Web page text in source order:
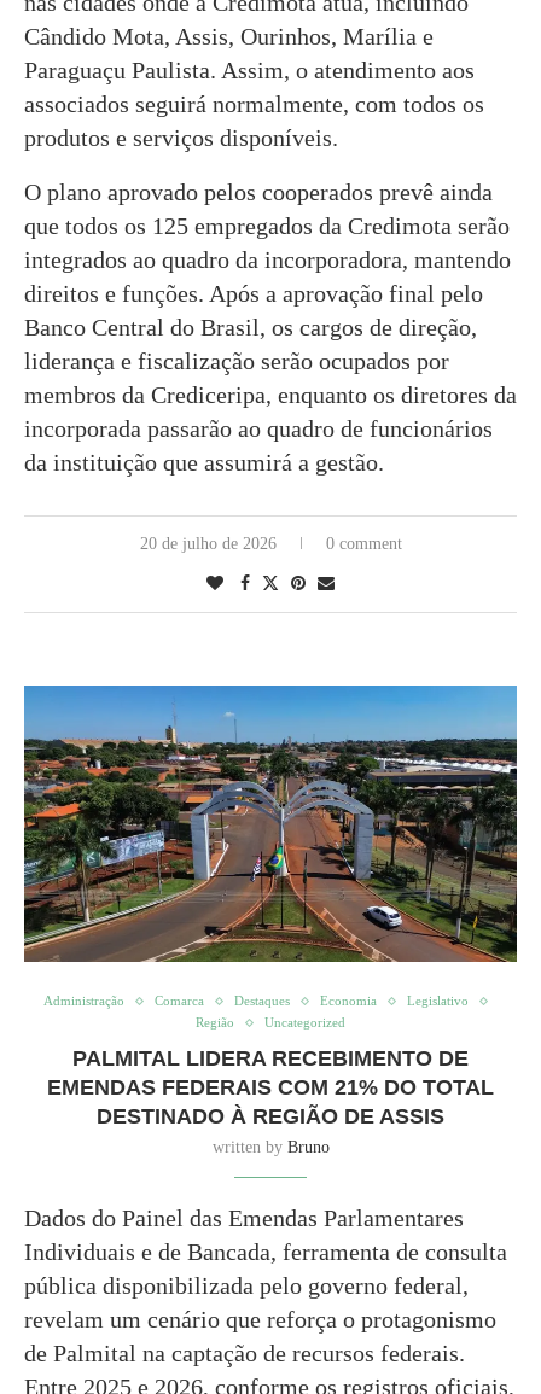
Cândido Mota, Assis, Ourinhos, Marília e
Paraguaçu Paulista. Assim, o atendimento aos
associados seguirá normalmente, com todos os
produtos e serviços disponíveis.
O plano aprovado pelos cooperados prevê ainda
que todos os 125 empregados da Credimota serão
integrados ao quadro da incorporadora, mantendo
direitos e funções. Após a aprovação final pelo
Banco Central do Brasil, os cargos de direção,
liderança e fiscalização serão ocupados por
membros da Crediceripa, enquanto os diretores da
incorporada passarão ao quadro de funcionários
da instituição que assumirá a gestão.
20 de julho de 2026 0 comment
Administração Comarca Destaques Economia
Legislativo
Região
Uncategorized
PALMITAL LIDERA RECEBIMENTO DE
EMENDAS FEDERAIS COM 21% DO TOTAL
DESTINADO À REGIÃO DE ASSIS
written by Bruno
Dados do Painel das Emendas Parlamentares
Individuais e de Bancada, ferramenta de consulta
pública disponibilizada pelo governo federal,
revelam um cenário que reforça o protagonismo
de Palmital na captação de recursos federais.
Entre 2025 e 2026, conforme os registros oficiais,